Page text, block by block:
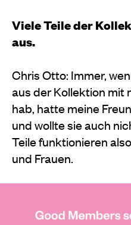
Viele Teile der
aus.
Chris Otto: Immer,
aus der Kollektion mit
hab, hatte meine
und wollte sie auch
Teile funktionieren
und Frauen.